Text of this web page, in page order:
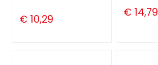
€ 10,29 € 14,79